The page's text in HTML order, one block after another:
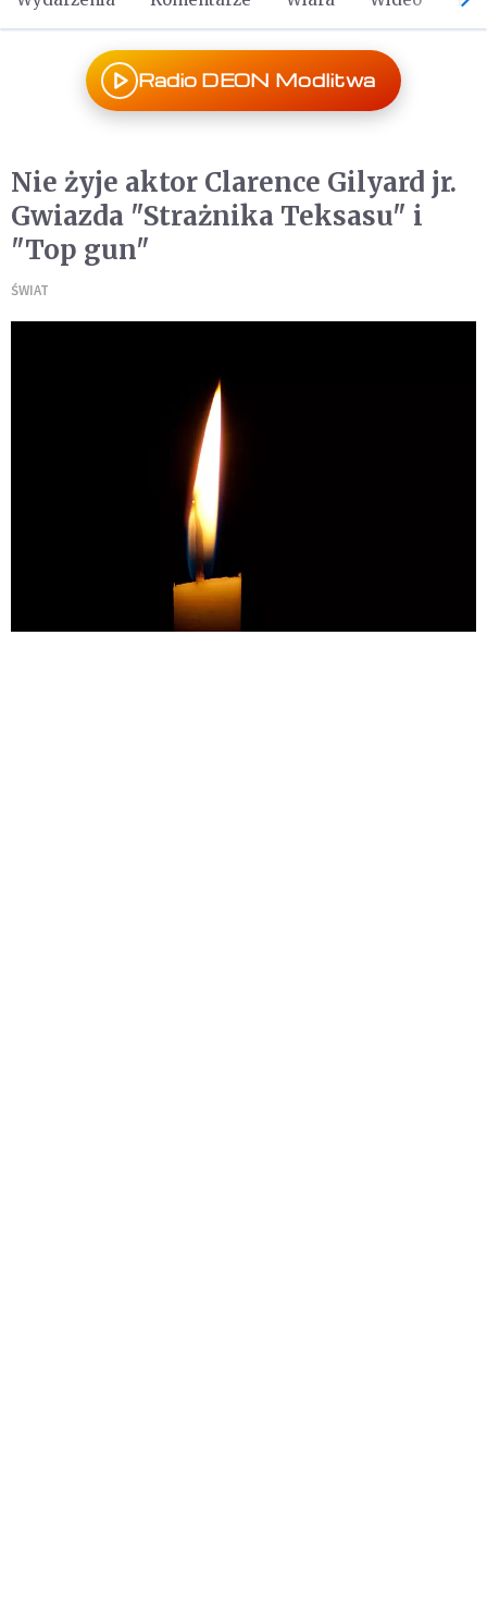
Radio DEON Modlitwa
Nie żyje aktor Clarence Gilyard jr.
Gwiazda "Strażnika Teksasu" i
"Top gun"
ŚWIAT